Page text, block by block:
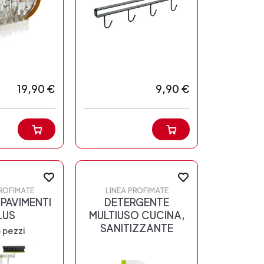
19,90 € 9,90 €
pezzi
LINEA PROFIMATE
DETERGENTE
MULTIUSO CUCINA,
SANITIZZANTE